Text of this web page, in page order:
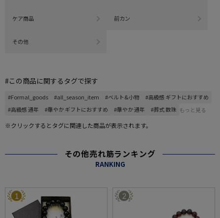
ケア商品 前カン
その他
#この商品に関するタグで探す
#Formal_goods #all_season_item #ベルト&小物
#高級感 ギフトにおすすめ
#高級感 通年
#華やか ギフトにおすすめ #華やか 通年 #葬式 数珠 もっと見る
※クリックするとタグに関連した商品が表示されます。
その他売れ筋ランキング
RANKING
1 2